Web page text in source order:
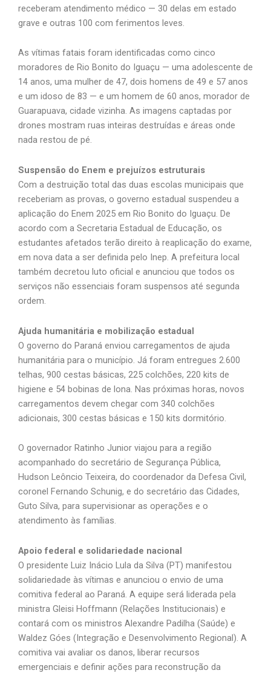
receberam atendimento médico — 30 delas em estado
grave e outras 100 com ferimentos leves.
As vítimas fatais foram identificadas como cinco
moradores de Rio Bonito do Iguaçu — uma adolescente de
14 anos, uma mulher de 47, dois homens de 49 e 57 anos
e um idoso de 83 — e um homem de 60 anos, morador de
Guarapuava, cidade vizinha. As imagens captadas por
drones mostram ruas inteiras destruídas e áreas onde
nada restou de pé.
Suspensão do Enem e prejuízos estruturais
Com a destruição total das duas escolas municipais que
receberiam as provas, o governo estadual suspendeu a
aplicação do Enem 2025 em Rio Bonito do Iguaçu. De
acordo com a Secretaria Estadual de Educação, os
estudantes afetados terão direito à reaplicação do exame,
em nova data a ser definida pelo Inep. A prefeitura local
também decretou luto oficial e anunciou que todos os
serviços não essenciais foram suspensos até segunda
ordem.
Ajuda humanitária e mobilização estadual
O governo do Paraná enviou carregamentos de ajuda
humanitária para o município. Já foram entregues 2.600
telhas, 900 cestas básicas, 225 colchões, 220 kits de
higiene e 54 bobinas de lona. Nas próximas horas, novos
carregamentos devem chegar com 340 colchões
adicionais, 300 cestas básicas e 150 kits dormitório.
O governador Ratinho Junior viajou para a região
acompanhado do secretário de Segurança Pública,
Hudson Leôncio Teixeira, do coordenador da Defesa Civil,
coronel Fernando Schunig, e do secretário das Cidades,
Guto Silva, para supervisionar as operações e o
atendimento às famílias.
Apoio federal e solidariedade nacional
O presidente Luiz Inácio Lula da Silva (PT) manifestou
solidariedade às vítimas e anunciou o envio de uma
comitiva federal ao Paraná. A equipe será liderada pela
ministra Gleisi Hoffmann (Relações Institucionais) e
contará com os ministros Alexandre Padilha (Saúde) e
Waldez Góes (Integração e Desenvolvimento Regional). A
comitiva vai avaliar os danos, liberar recursos
emergenciais e definir ações para reconstrução da